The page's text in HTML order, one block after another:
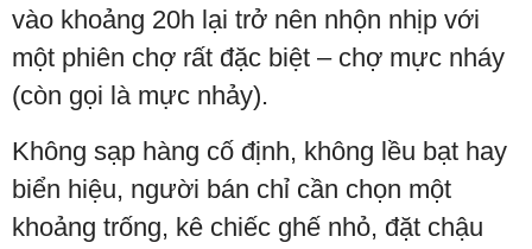
vào khoảng 20h lại trở nên nhộn nhịp với
một phiên chợ rất đặc biệt – chợ mực nháy
(còn gọi là mực nhảy).
Không sạp hàng cố định, không lều bạt hay
biển hiệu, người bán chỉ cần chọn một
khoảng trống, kê chiếc ghế nhỏ, đặt chậu